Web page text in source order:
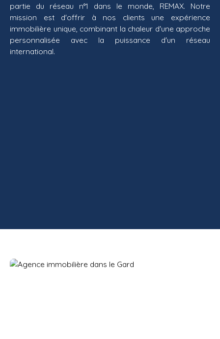
partie du réseau n°1 dans le monde, REMAX. Notre
mission est d'offrir à nos clients une expérience
immobilière unique, combinant la chaleur d'une approche
personnalisée avec la puissance d'un réseau
international.